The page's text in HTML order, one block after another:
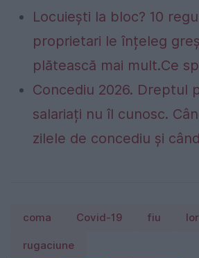
Locuiești la bloc? 10
proprietari le înțeleg
plătească mai mult.Ce
Concediu 2026. Dreptul
salariați nu îl cunosc.
zilele de concediu și
coma Covid-19 fiu
rugaciune